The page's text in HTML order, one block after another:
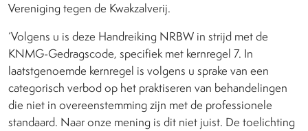
Vereniging tegen de Kwakzalverij.
‘Volgens u is deze Handreiking NRBW in strijd met de
KNMG-Gedragscode, specifiek met kernregel 7. In
laatstgenoemde kernregel is volgens u sprake van een
categorisch verbod op het praktiseren van behandelingen
die niet in overeenstemming zijn met de professionele
standaard. Naar onze mening is dit niet juist. De toelichting